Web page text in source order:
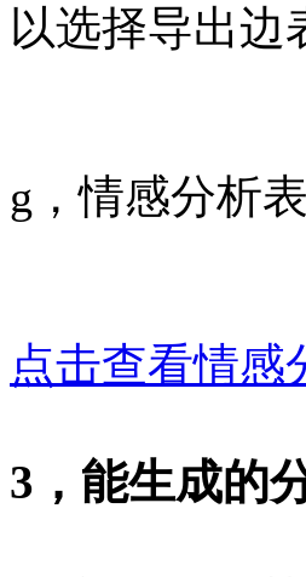
以选择导出边
g，情感分析表
点击查看情感
3，能生成的